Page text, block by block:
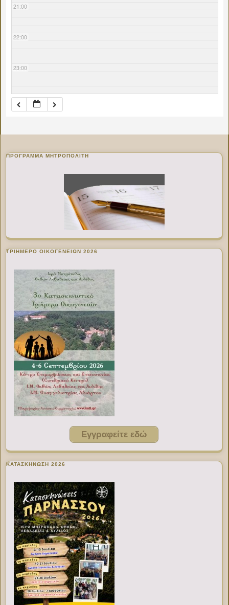
21:00
22:00
23:00
ΠΡΌΓΡΑΜΜΑ ΜΗΤΡΟΠΟΛΊΤΗ
ΤΡΙΗΜΕΡΟ ΟΙΚΟΓΕΝΕΙΩΝ 2026
Εγγραφείτε εδώ
ΚΑΤΑΣΚΗΝΩΣΗ 2026